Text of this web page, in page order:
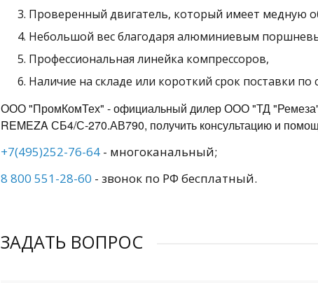
Проверенный двигатель, который имеет медную
Небольшой вес благодаря алюминиевым
Профессиональная линейка компрессоров,
Наличие на складе или короткий срок поставки
ООО "ПромКомТех" - официальный дилер ООО "ТД
REMEZA СБ4/С-270.АВ790, получить консультацию и
+7(495)252-76-64 - многоканальный;
8 800 551-28-60 - звонок по РФ бесплатный.
ЗАДАТЬ ВОПРОС